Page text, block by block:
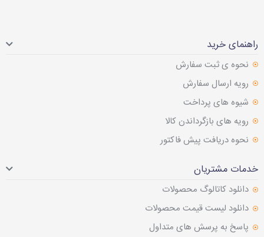
راهنمای خرید
نحوه ی ثبت سفارش
رویه ارسال سفارش
شیوه های پرداخت
رویه های بازگرداندن کالا
نحوه دریافت پیش فاکتور
خدمات مشتریان
دانلود کاتالوگ محصولات
دانلود لیست قیمت محصولات
پاسخ به پرسش های متداول